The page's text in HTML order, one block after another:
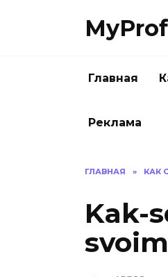
Главная
Реклама
ГЛАВНАЯ » КАК
Kak-